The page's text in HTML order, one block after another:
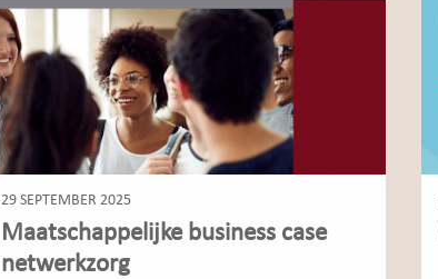
29 SEPTEMBER 2025
Maatschappelijke business case
netwerkzorg